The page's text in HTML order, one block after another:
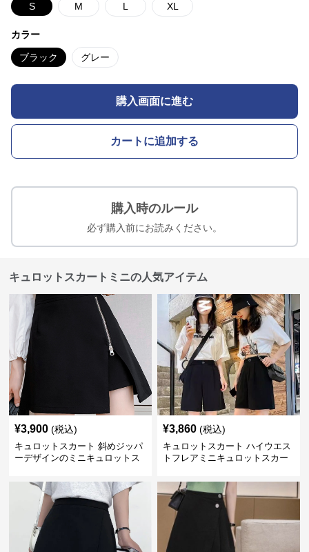
S M L XL
カラー
ブラック グレー
購入画面に進む
カートに追加する
購入時のルール
必ず購入前にお読みください。
キュロットスカートミニの人気アイテム
¥3,900 (税込)
キュロットスカート 斜めジッパ
ーデザインのミニキュロットス
¥3,860 (税込)
キュロットスカート ハイウエス
トフレアミニキュロットスカー